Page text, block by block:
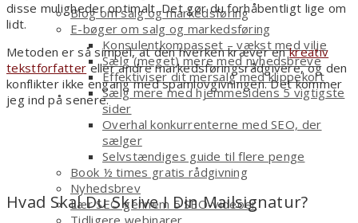
Blog om salg og markedsføring
E-bøger om salg og markedsføring
Konsulentkompasset – vækst med vilje
Sælg (meget) mere med nyhedsbreve
Effektiviser dit mersalg med klippekort
Sælg mere med hjemmesidens 5 vigtigste
sider
Overhal konkurrenterne med SEO, der
sælger
Selvstændiges guide til flere penge
Book ½ times gratis rådgivning
Nyhedsbrev
Lær SEO gennem 5 SEO-videoer
Tidligere webinarer
disse muligheder optimalt. Det gør du forhåbentligt lige om
lidt.
Metoden er så simpel, at den hverken kræver enkreativ
tekstforfattereller andre markedsføringsrådgivere, og den
konflikter ikke engang med spamlovgivningen. Det kommer
jeg ind på senere.
Hvad Skal Du Skrive I Din Mailsignatur?